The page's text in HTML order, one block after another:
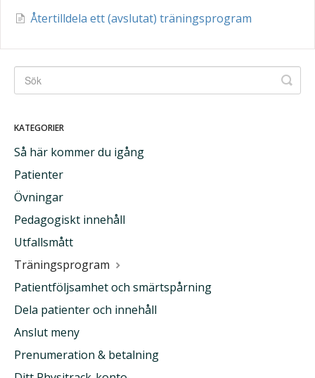
Återtilldela ett (avslutat) träningsprogram
KATEGORIER
Så här kommer du igång
Patienter
Övningar
Pedagogiskt innehåll
Utfallsmått
Träningsprogram
Patientföljsamhet och smärtspårning
Dela patienter och innehåll
Anslut meny
Prenumeration & betalning